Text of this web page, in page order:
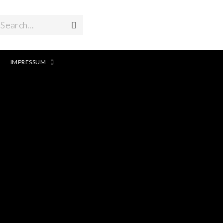
Search...
IMPRESSUM